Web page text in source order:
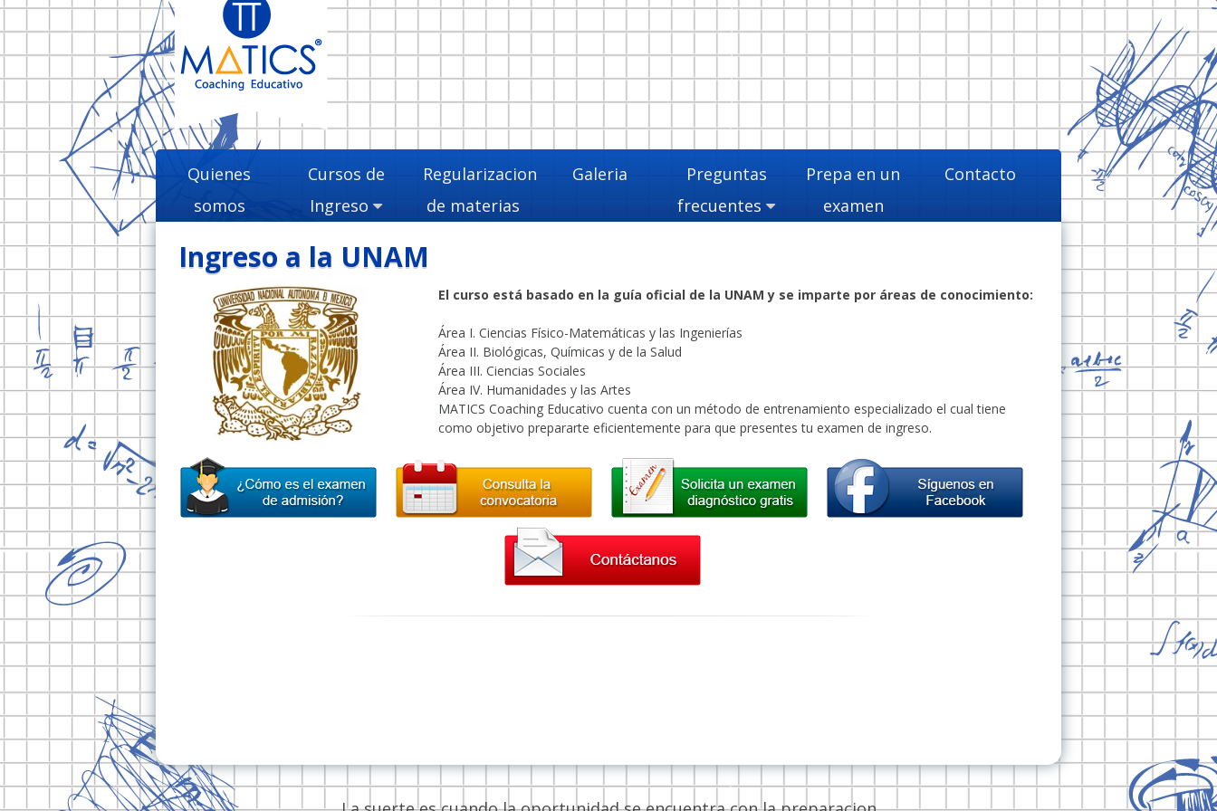
Ir
al
contenido
Quienes
somos
Cursos de
Ingreso
Regularizacion
de materias
Galeria
Preguntas
frecuentes
Prepa en un
examen
Contacto
Ingreso a la UNAM
El curso está basado en la guía oficial de la UNAM y se imparte por áreas de conocimiento:
Área I. Ciencias Físico-Matemáticas y las Ingenierías
Área II. Biológicas, Químicas y de la Salud
Área III. Ciencias Sociales
Área IV. Humanidades y las Artes
MATICS Coaching Educativo cuenta con un método de entrenamiento especializado el cual tiene
como objetivo prepararte eficientemente para que presentes tu examen de ingreso.